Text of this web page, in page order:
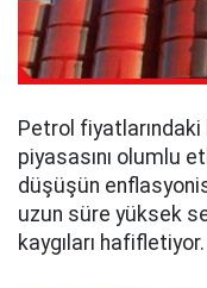
Petrol
piyasasını olumlu
düşüşün
uzun süre yüksek
kaygıları hafifletiyor.